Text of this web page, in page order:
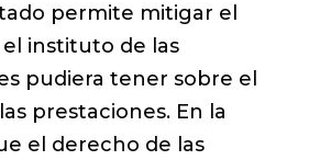
permite mitigar el
instituto de las
pudiera tener sobre el
prestaciones. En la
el derecho de las